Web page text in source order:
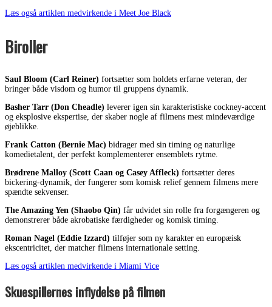
Læs også artiklen medvirkende i Meet Joe Black
Biroller
Saul Bloom (Carl Reiner) fortsætter som holdets erfarne veteran, der
bringer både visdom og humor til gruppens dynamik.
Basher Tarr (Don Cheadle) leverer igen sin karakteristiske cockney-accent
og eksplosive ekspertise, der skaber nogle af filmens mest mindeværdige
øjeblikke.
Frank Catton (Bernie Mac) bidrager med sin timing og naturlige
komedietalent, der perfekt komplementerer ensemblets rytme.
Brødrene Malloy (Scott Caan og Casey Affleck) fortsætter deres
bickering-dynamik, der fungerer som komisk relief gennem filmens mere
spændte sekvenser.
The Amazing Yen (Shaobo Qin) får udvidet sin rolle fra forgængeren og
demonstrerer både akrobatiske færdigheder og komisk timing.
Roman Nagel (Eddie Izzard) tilføjer som ny karakter en europæisk
ekscentricitet, der matcher filmens internationale setting.
Læs også artiklen medvirkende i Miami Vice
Skuespillernes inflydelse på filmen